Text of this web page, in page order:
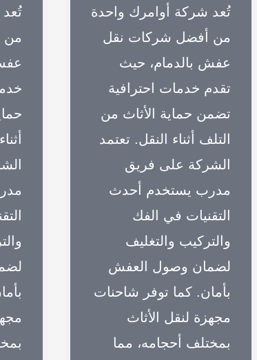
تُعد شركة أوامرك واحدة
من أفضل شركات نقل
عفش بالدمام، حيث
تقدم خدمات احترافية
تضمن حماية الأثاث من
التلف أثناء النقل. تعتمد
الشركة على فريق
مدرب يستخدم أحدث
التقنيات في الفك
والتركيب والتغليف
لضمان وصول العفش
بأمان. كما توفر شاحنات
مجهزة لنقل الأثاث
بمختلف أحجامه، مما
من